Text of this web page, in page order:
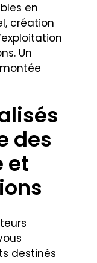
en
création
Un
des
et
destinés